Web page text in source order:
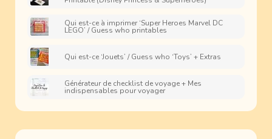
Qui est-ce à imprimer ‘Super Heroes Marvel DC
LEGO’ / Guess who printables
Qui est-ce ‘Jouets’ / Guess who ‘Toys’ + Extras
Générateur de checklist de voyage + Mes
indispensables pour voyager